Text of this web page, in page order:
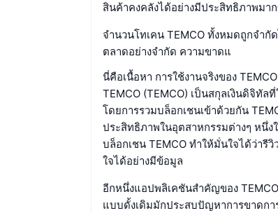
สินค้าคงคลังได้อย่างมีประสิทธิภาพม
จำนวนโทเคน TEMCO ทั้งหมดถูกจำ
ตลาดอย่างจำกัด ความขาดแ
นี่คือเนื้อหา การใช้งานจริงของ
TEMCO (TEMCO) เป็นสกุลเงินดิจิทั
โดยการรวมบล็อกเชนเข้าด้วยกัน
ประสิทธิภาพในอุตสาหกรรมต่างๆ หนึ่
บล็อกเชน TEMCO ทำให้มั่นใจได้ว่า
ใจได้อย่างมีข้อมูล
อีกหนึ่งแอปพลิเคชันสำคัญของ
แบบดั้งเดิมมักประสบปัญหาการขาดกา